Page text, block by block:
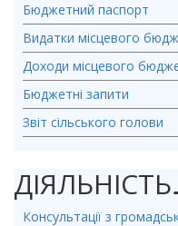
Бюджетний паспорт
Видатки місцевого
Доходи місцевого
Бюджетні запити
Звіт сільського голови
ДІЯЛЬНІСТЬ
Консультації з